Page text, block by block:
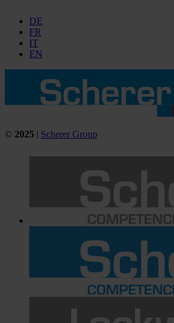
DE
FR
IT
EN
© 2025 | Scherer Group